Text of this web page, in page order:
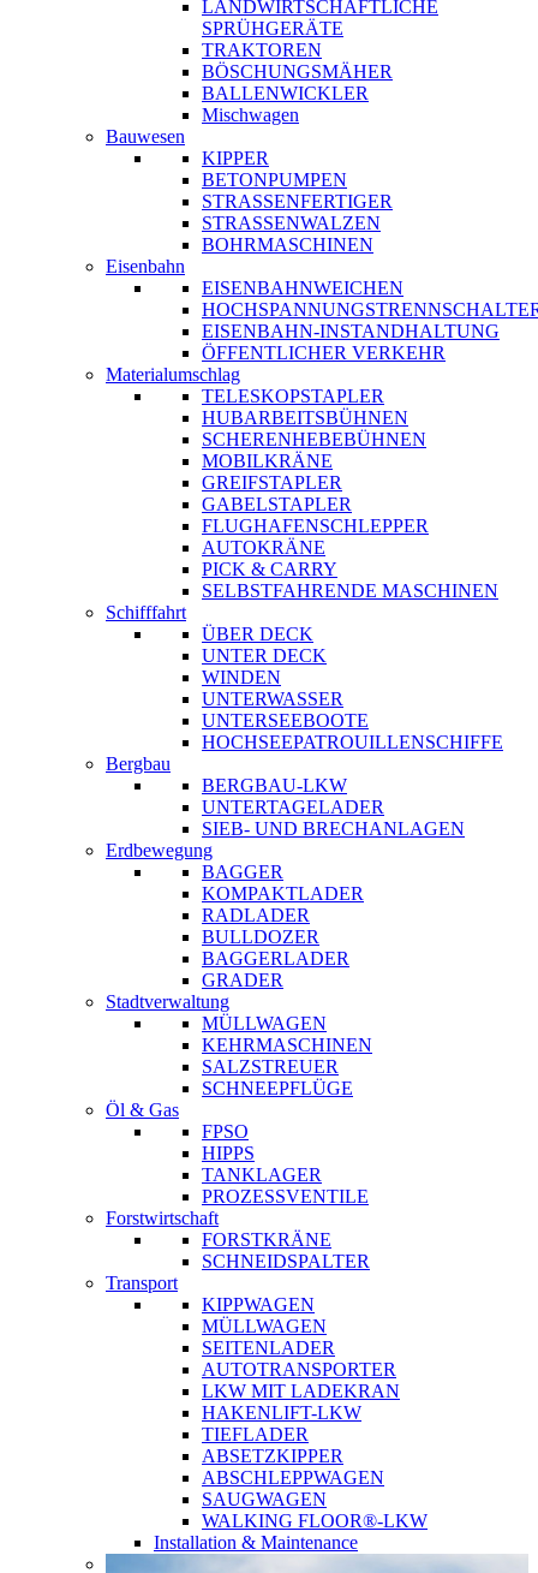
LANDWIRTSCHAFTLICHE
SPRÜHGERÄTE
TRAKTOREN
BÖSCHUNGSMÄHER
BALLENWICKLER
Mischwagen
Bauwesen
KIPPER
BETONPUMPEN
STRASSENFERTIGER
STRASSENWALZEN
BOHRMASCHINEN
Eisenbahn
EISENBAHNWEICHEN
EISENBAHN-INSTANDHALTUNG
ÖFFENTLICHER VERKEHR
Materialumschlag
TELESKOPSTAPLER
HUBARBEITSBÜHNEN
SCHERENHEBEBÜHNEN
MOBILKRÄNE
GREIFSTAPLER
GABELSTAPLER
FLUGHAFENSCHLEPPER
AUTOKRÄNE
PICK & CARRY
SELBSTFAHRENDE MASCHINEN
Schifffahrt
ÜBER DECK
UNTER DECK
WINDEN
UNTERWASSER
UNTERSEEBOOTE
HOCHSEEPATROUILLENSCHIFFE
Bergbau
BERGBAU-LKW
UNTERTAGELADER
SIEB- UND BRECHANLAGEN
Erdbewegung
BAGGER
KOMPAKTLADER
RADLADER
BULLDOZER
BAGGERLADER
GRADER
Stadtverwaltung
MÜLLWAGEN
KEHRMASCHINEN
SALZSTREUER
SCHNEEPFLÜGE
Öl & Gas
FPSO
HIPPS
TANKLAGER
PROZESSVENTILE
Forstwirtschaft
FORSTKRÄNE
SCHNEIDSPALTER
Transport
KIPPWAGEN
MÜLLWAGEN
SEITENLADER
AUTOTRANSPORTER
LKW MIT LADEKRAN
HAKENLIFT-LKW
TIEFLADER
ABSETZKIPPER
ABSCHLEPPWAGEN
SAUGWAGEN
WALKING FLOOR®-LKW
Installation & Maintenance